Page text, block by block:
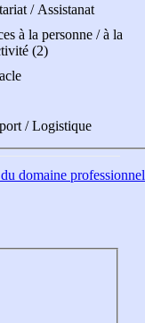
/ Assistanat
à la personne / à la
(2)
/ Logistique
domaine professionnel